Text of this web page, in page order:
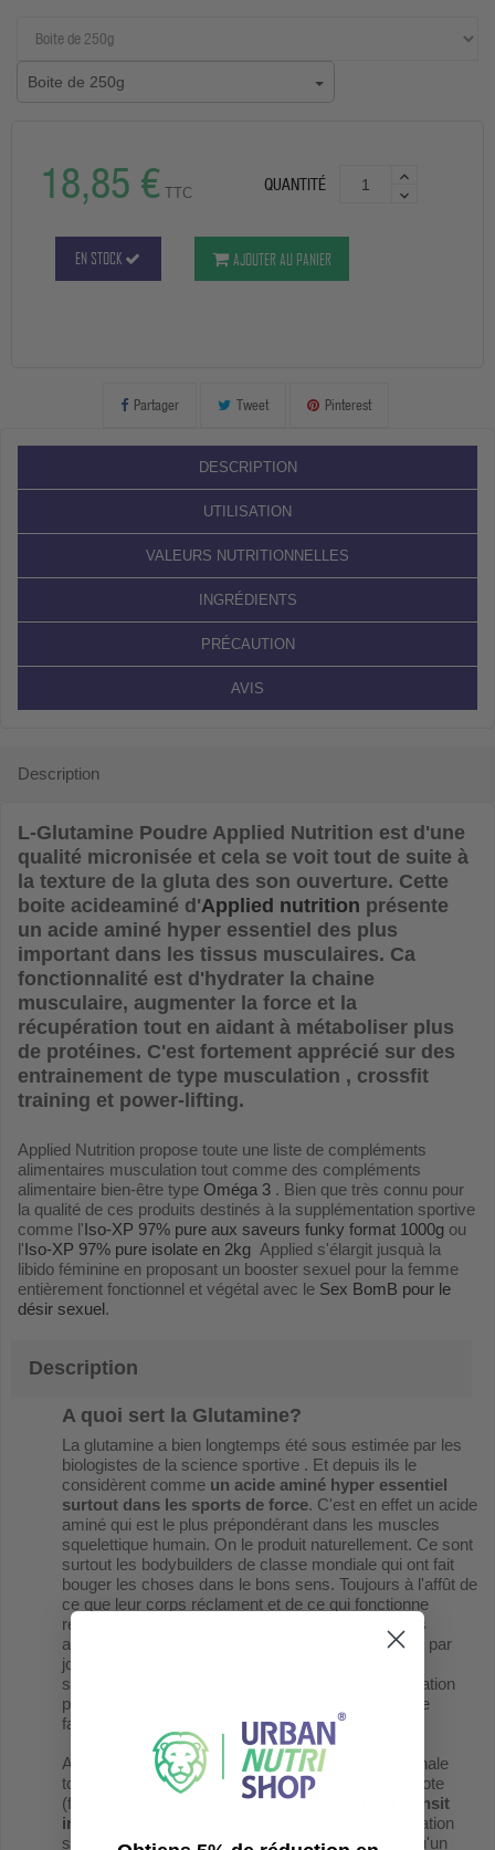
Boite de 250g
18,85 € TTC QUANTITÉ
EN STOCK AJOUTER AU PANIER
Partager Tweet Pinterest
DESCRIPTION
UTILISATION
VALEURS NUTRITIONNELLES
INGRÉDIENTS
PRÉCAUTION
AVIS
Description
L-Glutamine Poudre Applied Nutrition est d'une
qualité micronisée et cela se voit tout de suite à
la texture de la gluta des son ouverture. Cette
boite acideaminé d'Applied nutrition présente
un acide aminé hyper essentiel des plus
important dans les tissus musculaires. Ca
fonctionnalité est d'hydrater la chaine
musculaire, augmenter la force et la
récupération tout en aidant à métaboliser plus
de protéines. C'est fortement apprécié sur des
entrainement de type musculation , crossfit
training et power-lifting.
Applied Nutrition propose toute une liste de compléments
alimentaires musculation tout comme des compléments
alimentaire bien-être type Oméga 3 . Bien que très connu pour
la qualité de ces produits destinés à la supplémentation sportive
comme l'Iso-XP 97% pure aux saveurs funky format 1000g ou
l'Iso-XP 97% pure isolate en 2kg Applied s'élargit jusquà la
libido féminine en proposant un booster sexuel pour la femme
entièrement fonctionnel et végétal avec le Sex BomB pour le
désir sexuel.
Description
A quoi sert la Glutamine?
La glutamine a bien longtemps été sous estimée par les
biologistes de la science sportive . Et depuis ils le
considèrent comme un acide aminé hyper essentiel
surtout dans les sports de force. C'est en effet un acide
aminé qui est le plus prépondérant dans les muscles
squelettique humain. On le produit naturellement. Ce sont
surtout les bodybuilders de classe mondiale qui ont fait
bouger les choses dans le bons sens. Toujours à l'affût de
ce que leur corps réclament et de ce qui fonctionne
réellement, les bodybuilders avant les scientifiques
attestaient que la prise de glutamine avec 3 fois 5g par
jours à 3x8g (bodybuilders elite seulement pour la
seconde dose!) augmentait fortement leur récupération
post-entrainement. Mais les sensations de force se
faisaient aussi plus grande sous les charges....
Aidant à l'entretien des fonctions de la paroi intestinale
tout en produisant des effets positifs sur le microbiote
(flore intestinale) et doncune amélioration du transit
intestinal
. Ce qui apporte du bon sens à son utilisation
surtout lorsque l'on est culturiste mangeant plus qu'un